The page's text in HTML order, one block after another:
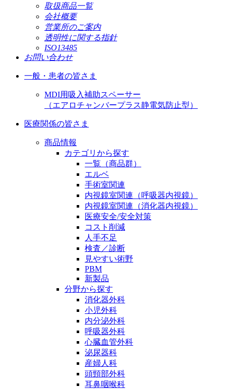
取扱商品一覧
会社概要
営業所のご案内
透明性に関する指針
ISO13485
お問い合わせ
一般・患者の皆さま
MDI用吸入補助スペーサー
（エアロチャンバープラス静電気防止型）
医療関係の皆さま
商品情報
カテゴリから探す
一覧（商品群）
エルベ
手術室関連
内視鏡室関連（呼吸器内視鏡）
内視鏡室関連（消化器内視鏡）
医療安全/安全対策
コスト削減
人手不足
検査／診断
見やすい術野
PBM
新製品
分野から探す
消化器外科
小児外科
内分泌外科
呼吸器外科
心臓血管外科
泌尿器科
産婦人科
頭頸部外科
耳鼻咽喉科